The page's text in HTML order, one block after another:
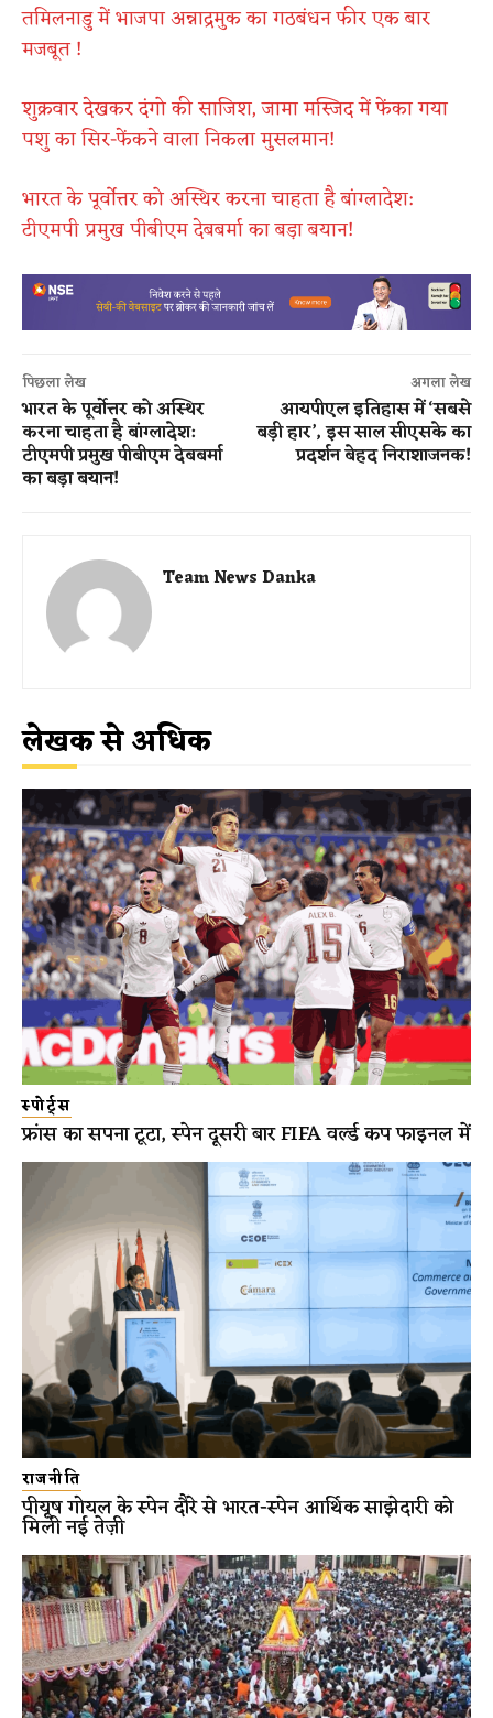
तमिलनाडु में भाजपा अन्नाद्रमुक का गठबंधन फीर एक बार
मजबूत !
शुक्रवार देखकर दंगो की साजिश, जामा मस्जिद में फेंका गया
पशु का सिर-फेंकने वाला निकला मुसलमान!
भारत के पूर्वोत्तर को अस्थिर करना चाहता है बांग्लादेश:
टीएमपी प्रमुख पीबीएम देबबर्मा का बड़ा बयान!
पिछला लेख
भारत के पूर्वोत्तर को अस्थिर
करना चाहता है बांग्लादेश:
टीएमपी प्रमुख पीबीएम देबबर्मा
का बड़ा बयान!
अगला लेख
आयपीएल इतिहास में ‘सबसे
बड़ी हार’, इस साल सीएसके का
प्रदर्शन बेहद निराशाजनक!
Team News Danka
लेखक से अधिक
स्पोर्ट्स
फ्रांस का सपना टूटा, स्पेन दूसरी बार FIFA वर्ल्ड कप फाइनल में
राजनीति
पीयूष गोयल के स्पेन दौरे से भारत-स्पेन आर्थिक साझेदारी को
मिली नई तेज़ी